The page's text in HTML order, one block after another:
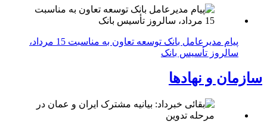
پیام مدیرعامل بانک توسعه تعاون به مناسبت 15 مرداد،
سالروز تأسیس بانک
سازمان و نهادها